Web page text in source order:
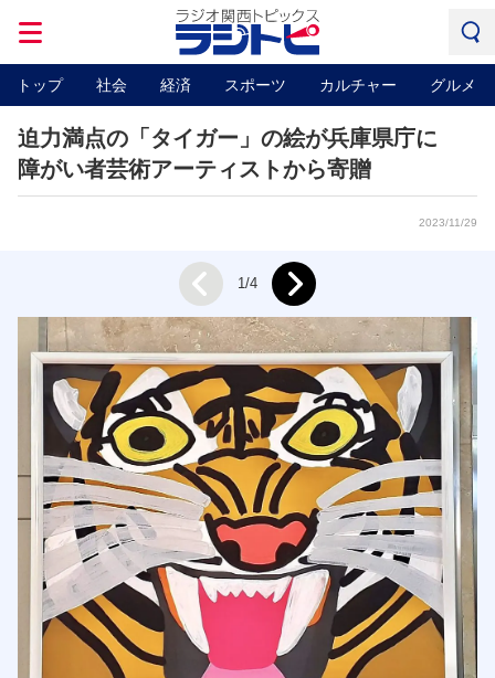
トップ 社会 経済 スポーツ カルチャー グルメ
迫力満点の「タイガー」の絵が兵庫県庁に
障がい者芸術アーティストから寄贈
2023/11/29
Prev 1/4 Next